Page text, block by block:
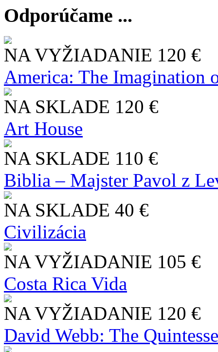
Odporúčame ...
NA VYŽIADANIE 120 €
America: The Imagination
NA SKLADE 120 €
Art House
NA SKLADE 110 €
Biblia – Majster Pavol z
NA SKLADE 40 €
Civilizácia
NA VYŽIADANIE 105 €
Costa Rica Vida
NA VYŽIADANIE 120 €
David Webb: The